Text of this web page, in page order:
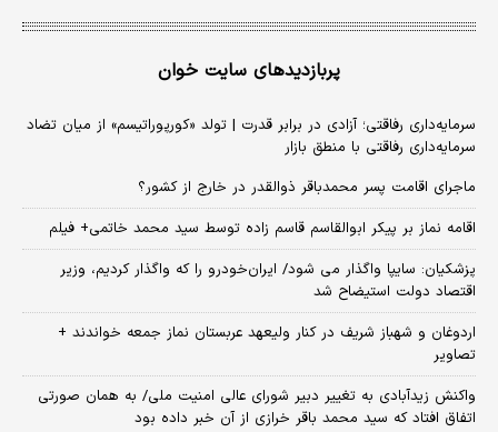
پربازدیدهای سایت خوان
سرمایه‌داری رفاقتی؛ آزادی در برابر قدرت | تولد «کورپوراتیسم» از میان تضاد
سرمایه‌داری رفاقتی با منطق بازار
ماجرای اقامت پسر محمدباقر ذوالقدر در خارج از کشور؟
اقامه نماز بر پیکر ابوالقاسم قاسم زاده توسط سید محمد خاتمی+ فیلم
پزشکیان: سایپا واگذار می شود/ ایران‌خودرو را که واگذار کردیم، وزیر
اقتصاد دولت استیضاح شد
اردوغان و شهباز شریف در کنار ولیعهد عربستان نماز جمعه خواندند +
تصاویر
واکنش زیدآبادی به تغییر دبیر شورای عالی امنیت ملی/ به همان صورتی
اتفاق افتاد که سید محمد باقر خرازی از آن خبر داده بود